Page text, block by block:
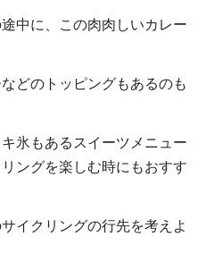
中に、この肉肉しいカレー
どのトッピングもあるのも
氷もあるスイーツメニュー
ングを楽しむ時にもおすす
イクリングの行先を考えよ